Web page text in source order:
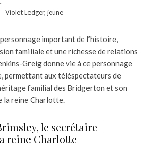
Violet Ledger, jeune
important de l’histoire,
familiale et une richesse de relations
Greig donne vie à ce personnage
permettant aux téléspectateurs de
familial des Bridgerton et son
la reine Charlotte.
le secrétaire
reine Charlotte